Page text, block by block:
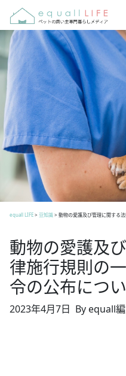
equall LIFE> 豆知識> 動物の愛護及び管理に関する
動物の愛護及
律施行規則の
令の公布につ
2023年4月7日 By equall